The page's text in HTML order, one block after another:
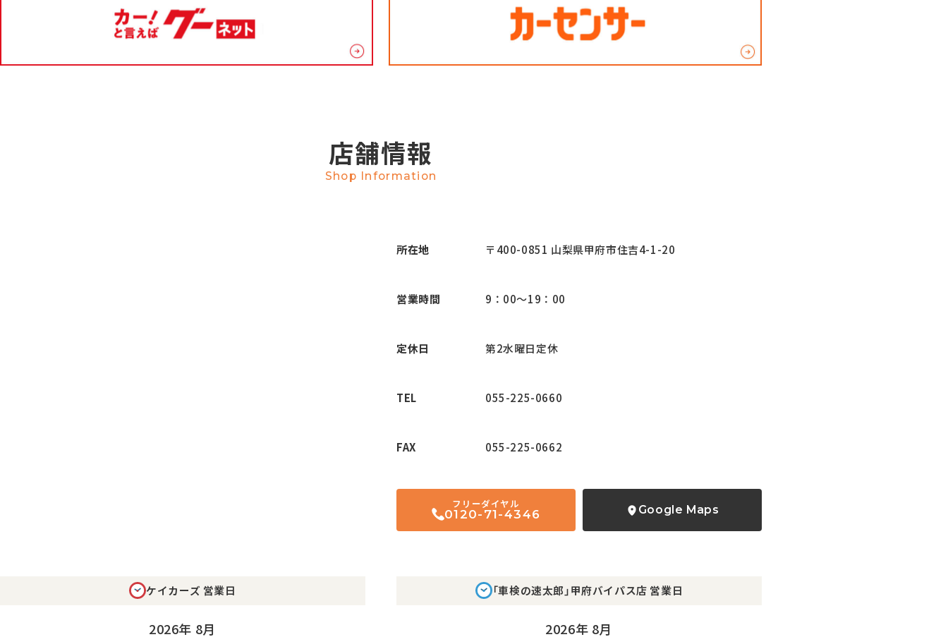
店舗情報
Shop Information
所在地 〒400-0851 山梨県甲府市住吉4-1-20
営業時間 9：00〜19：00
定休日 第2水曜日定休
TEL 055-225-0660
FAX 055-225-0662
フリーダイヤル
0120-71-4346 Google Maps
ケイカーズ 営業日
2026年 8月
「車検の速太郎」甲府バイパス店 営業日
2026年 8月